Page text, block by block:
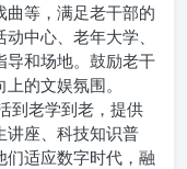
曲等，满足老干部的
中心、老年大学、
导和场地。鼓励老干
的文娱氛围。
到老学到老，提供
讲座、科技知识普
们适应数字时代，融